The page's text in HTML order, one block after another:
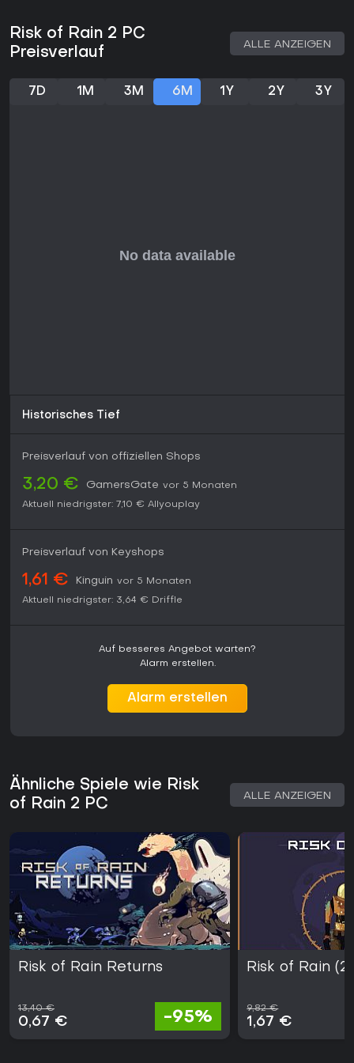
- bleibt Risk of Rain 2 ein Publikumsliebling. Ein Metacritic-
Score von 85 unterstreicht die Qualität. Regelmäßige DLCs
wie Seekers of the Storm halten es frisch mit neuem Content
Wenn du Roguelike-Elemente mit Co-op-Potenzial magst
Risk of Rain 2 PC
Preisverlauf
ALLE ANZEIGEN
7D 1M 3M 6M 1Y 2Y 3Y
Historisches Tief
Preisverlauf von offiziellen Shops
3,20 € GamersGate vor 5 Monaten
Aktuell niedrigster: 7,10 € Allyouplay
Preisverlauf von Keyshops
1,61 € Kinguin vor 5 Monaten
Aktuell niedrigster: 3,64 € Driffle
Auf besseres Angebot warten?
Alarm erstellen.
Alarm erstellen
Ähnliche Spiele wie Risk
of Rain 2 PC
ALLE ANZEIGEN
Risk of Rain Returns
13,40 €
0,67 € -95%
Risk of Rain
9,82 €
1,67 €